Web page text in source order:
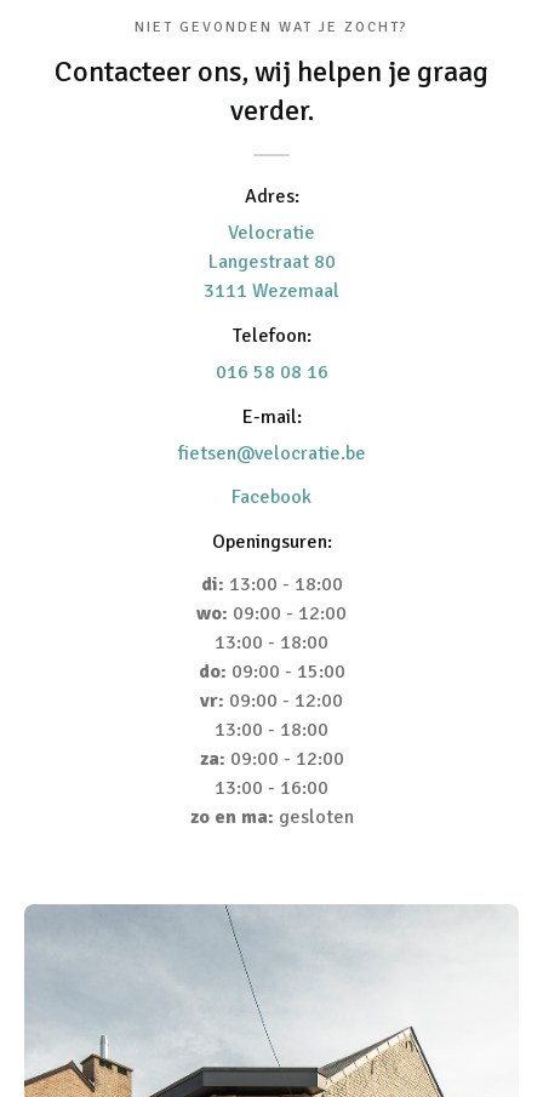
NIET GEVONDEN WAT JE ZOCHT?
Contacteer ons, wij helpen je graag
verder.
Adres:
Velocratie
Langestraat 80
3111 Wezemaal
Telefoon:
016 58 08 16
E-mail:
fietsen@velocratie.be
Facebook
Openingsuren:
di: 13:00 - 18:00
wo: 09:00 - 12:00
13:00 - 18:00
do: 09:00 - 15:00
vr: 09:00 - 12:00
13:00 - 18:00
za: 09:00 - 12:00
13:00 - 16:00
zo en ma: gesloten